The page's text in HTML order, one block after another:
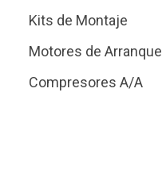
Kits de Montaje
Motores de Arranque
Compresores A/A